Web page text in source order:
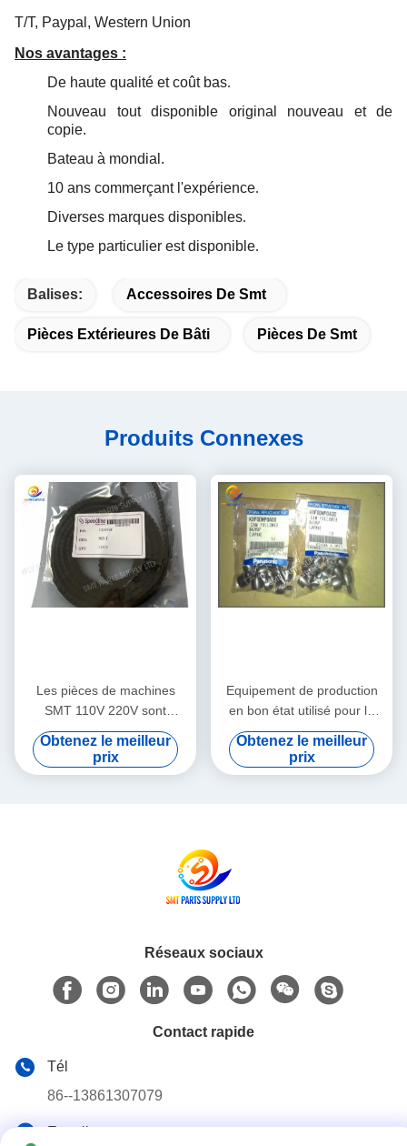
T/T, Paypal, Western Union
Nos avantages :
De haute qualité et coût bas.
Nouveau tout disponible original nouveau et de
copie.
Bateau à mondial.
10 ans commerçant l'expérience.
Diverses marques disponibles.
Le type particulier est disponible.
Balises: Accessoires De Smt
Pièces Extérieures De Bâti Pièces De Smt
Produits Connexes
Les pièces de machines
SMT 110V 220V sont
expédiées par avion, Service
d'enseignement sur le
terrain intégré prenant en
Obtenez le meilleur
prix
Equipement de production
en bon état utilisé pour la
réparation, conçu pour une
précision et des
performances constantes
Obtenez le meilleur
prix
Réseaux sociaux
Contact rapide
Tél
86--13861307079
E-mail